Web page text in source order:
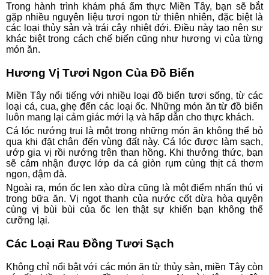
Trong hành trình khám phá ẩm thực Miền Tây, bạn sẽ bắt
gặp nhiều nguyên liệu tươi ngon từ thiên nhiên, đặc biệt là
các loại thủy sản và trái cây nhiệt đới. Điều này tạo nên sự
khác biệt trong cách chế biến cũng như hương vị của từng
món ăn.
Hương Vị Tươi Ngon Của Đồ Biển
Miền Tây nổi tiếng với nhiều loại đồ biển tươi sống, từ các
loại cá, cua, ghẹ đến các loại ốc. Những món ăn từ đồ biển
luôn mang lại cảm giác mới lạ và hấp dẫn cho thực khách.
Cá lóc nướng trui là một trong những món ăn không thể bỏ
qua khi đặt chân đến vùng đất này. Cá lóc được làm sạch,
ướp gia vị rồi nướng trên than hồng. Khi thưởng thức, bạn
sẽ cảm nhận được lớp da cá giòn rụm cùng thịt cá thơm
ngon, đậm đà.
Ngoài ra, món ốc len xào dừa cũng là một điểm nhấn thú vị
trong bữa ăn. Vị ngọt thanh của nước cốt dừa hòa quyện
cùng vị bùi bùi của ốc len thật sự khiến bạn không thể
cưỡng lại.
Các Loại Rau Đồng Tươi Sạch
Không chỉ nổi bật với các món ăn từ thủy sản, miền Tây còn